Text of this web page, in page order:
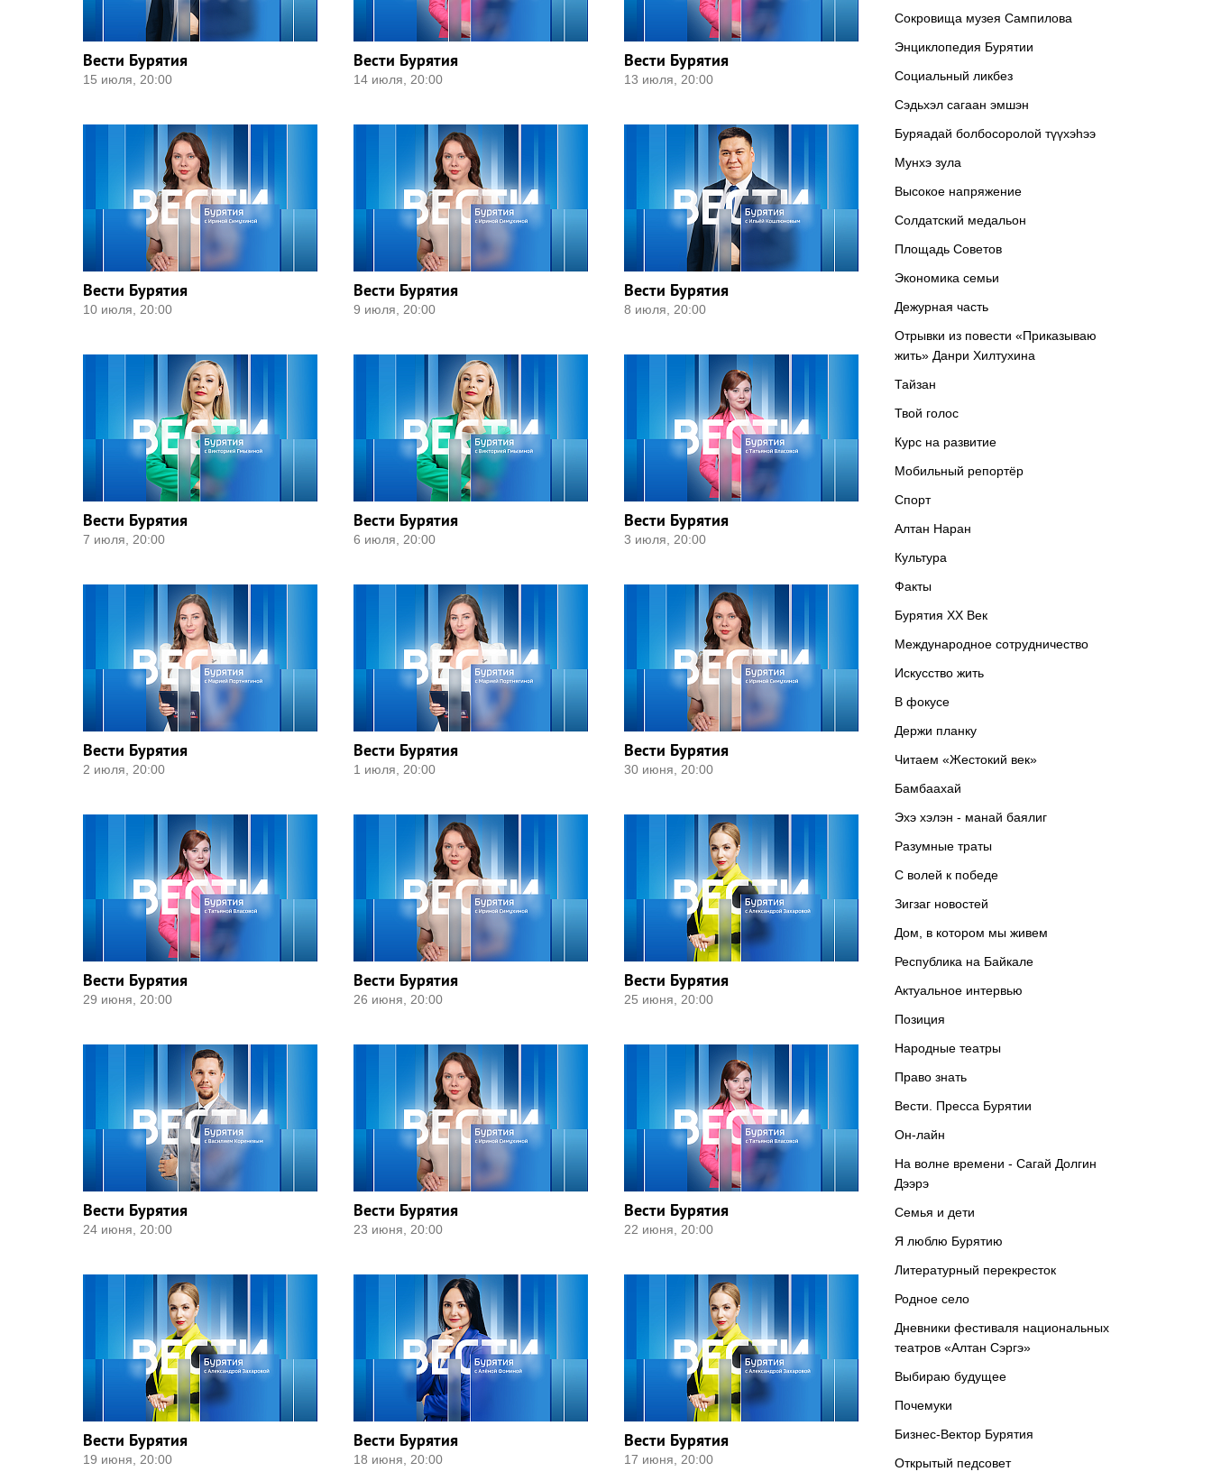
Вести Бурятия
15 июля, 20:00
Вести Бурятия
14 июля, 20:00
Вести Бурятия
13 июля, 20:00
Вести Бурятия
10 июля, 20:00
Вести Бурятия
9 июля, 20:00
Вести Бурятия
8 июля, 20:00
Вести Бурятия
7 июля, 20:00
Вести Бурятия
6 июля, 20:00
Вести Бурятия
3 июля, 20:00
Вести Бурятия
2 июля, 20:00
Вести Бурятия
1 июля, 20:00
Вести Бурятия
30 июня, 20:00
Вести Бурятия
29 июня, 20:00
Вести Бурятия
26 июня, 20:00
Вести Бурятия
25 июня, 20:00
Вести Бурятия
24 июня, 20:00
Вести Бурятия
23 июня, 20:00
Вести Бурятия
22 июня, 20:00
Вести Бурятия
19 июня, 20:00
Вести Бурятия
18 июня, 20:00
Вести Бурятия
17 июня, 20:00
Сокровища музея Сампилова
Энциклопедия Бурятии
Социальный ликбез
Сэдьхэл сагаан эмшэн
Буряадай болбосоролой түүхэhээ
Мунхэ зула
Высокое напряжение
Солдатский медальон
Площадь Советов
Экономика семьи
Дежурная часть
Отрывки из повести «Приказываю
жить» Данри Хилтухина
Тайзан
Твой голос
Курс на развитие
Мобильный репортёр
Спорт
Алтан Наран
Культура
Факты
Бурятия XX Век
Международное сотрудничество
Искусство жить
В фокусе
Держи планку
Читаем «Жестокий век»
Бамбаахай
Эхэ хэлэн - манай баялиг
Разумные траты
С волей к победе
Зигзаг новостей
Дом, в котором мы живем
Республика на Байкале
Актуальное интервью
Позиция
Народные театры
Право знать
Вести. Пресса Бурятии
Он-лайн
На волне времени - Сагай Долгин
Дээрэ
Семья и дети
Я люблю Бурятию
Литературный перекресток
Родное село
Дневники фестиваля национальных
театров «Алтан Сэргэ»
Выбираю будущее
Почемуки
Бизнес-Вектор Бурятия
Открытый педсовет